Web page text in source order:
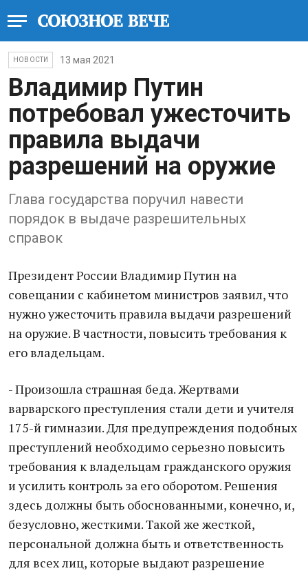
НОВОСТИ 13 мая 2021
Владимир Путин
потребовал ужесточить
правила выдачи
разрешений на оружие
Глава государства поручил навести
порядок в выдаче разрешительных
справок
Президент России Владимир Путин на
совещании с кабинетом министров заявил, что
нужно ужесточить правила выдачи разрешений
на оружие. В частности, повысить требования к
его владельцам.
- Произошла страшная беда. Жертвами
варварского преступления стали дети и учителя
175-й гимназии. Для предупреждения подобных
преступлений необходимо серьезно повысить
требования к владельцам гражданского оружия
и усилить контроль за его оборотом. Решения
здесь должны быть обоснованными, конечно, и,
безусловно, жесткими. Такой же жесткой,
персональной должна быть и ответственность
для всех лиц, которые выдают разрешение